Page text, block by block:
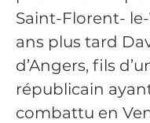
Saint-Florent-
ans plus tard
d’Angers, fils
républicain
combattu en